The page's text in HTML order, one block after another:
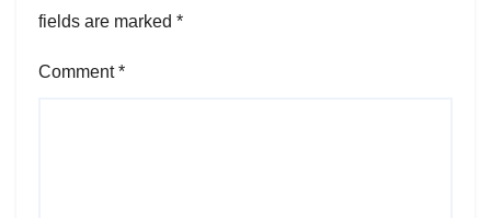
fields are marked *
Comment*